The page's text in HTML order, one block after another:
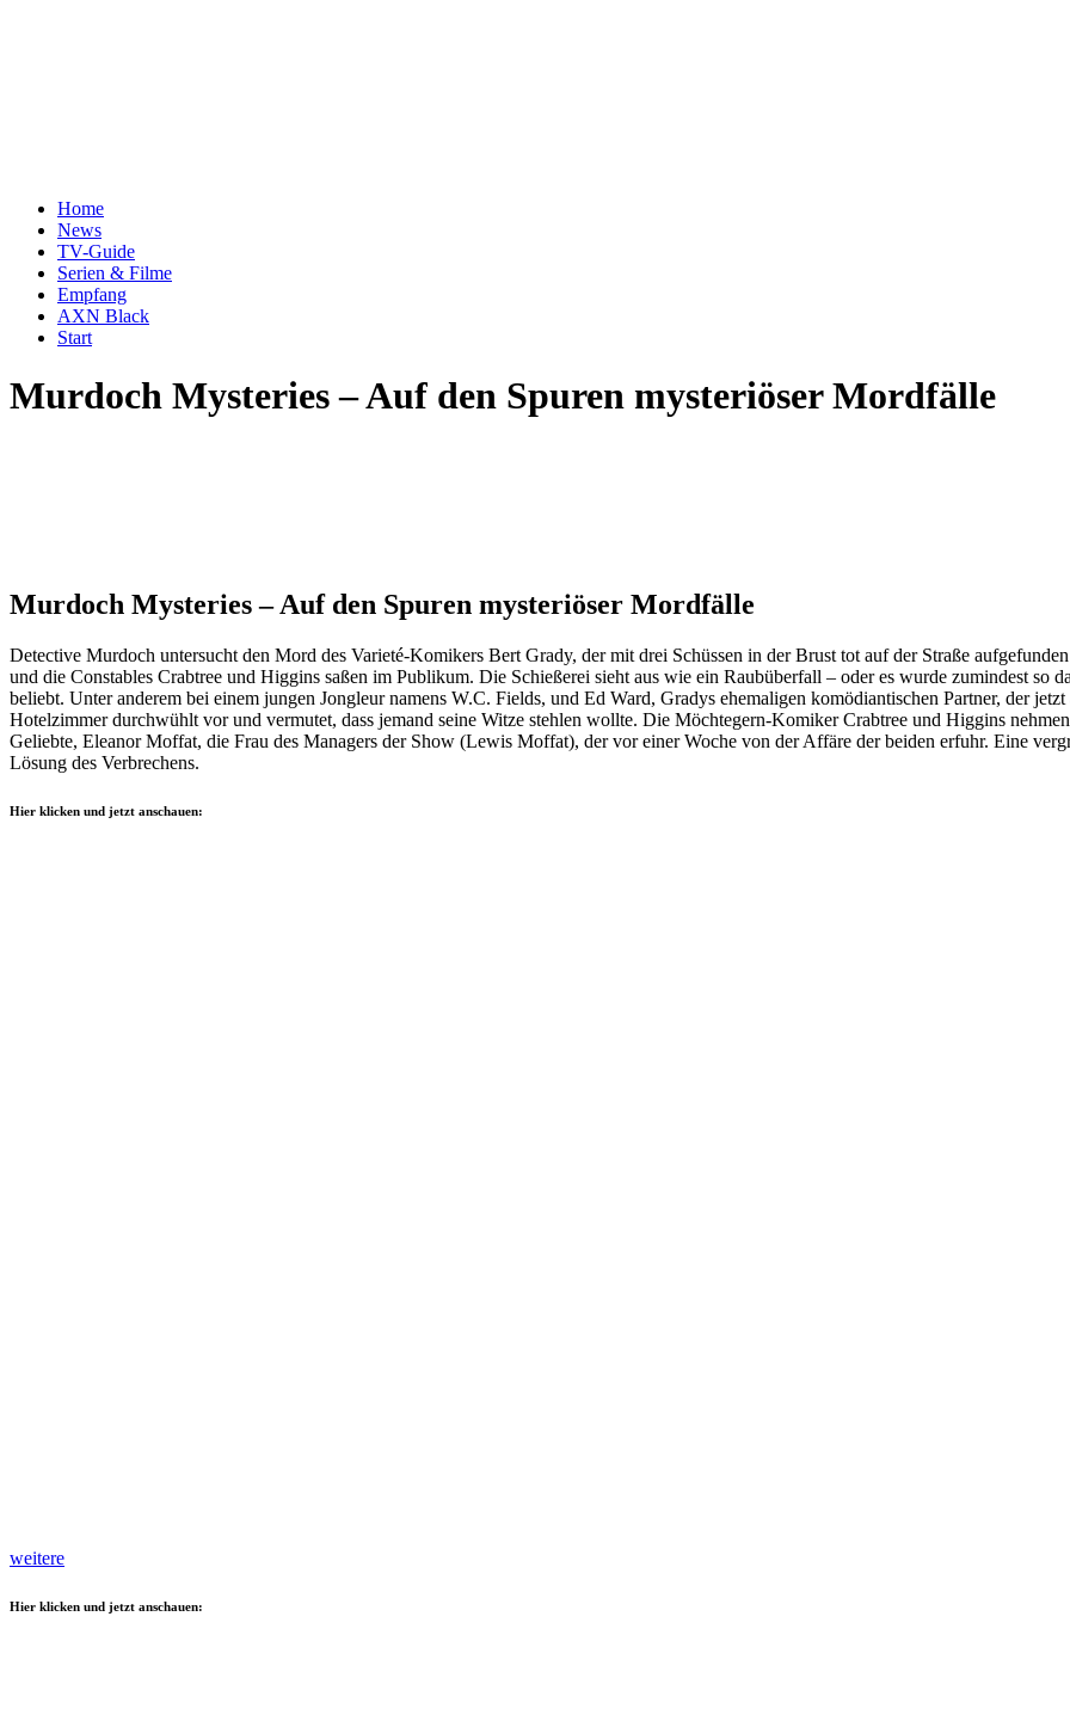
Home
News
TV-Guide
Serien & Filme
Empfang
AXN Black
Start
Murdoch Mysteries – Auf den Spuren mysteriöser Mordfälle
Murdoch Mysteries – Auf den Spuren mysteriöser Mordfälle
Detective Murdoch untersucht den Mord des Varieté-Komikers Bert Grady, der mit drei Schüssen in der Brust tot auf der Straße
und die Constables Crabtree und Higgins saßen im Publikum. Die Schießerei sieht aus wie ein Raubüberfall – oder es wurde zumindest so
beliebt. Unter anderem bei einem jungen Jongleur namens W.C. Fields, und Ed Ward, Gradys ehemaligen komödiantischen Partner, der
Hotelzimmer durchwühlt vor und vermutet, dass jemand seine Witze stehlen wollte. Die Möchtegern-Komiker Crabtree und Higgins
Geliebte, Eleanor Moffat, die Frau des Managers der Show (Lewis Moffat), der vor einer Woche von der Affäre der beiden erfuhr. Eine
Lösung des Verbrechens.
Hier klicken und jetzt anschauen:
weitere
Hier klicken und jetzt anschauen: